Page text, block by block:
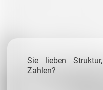
Sie lieben
Zahlen?